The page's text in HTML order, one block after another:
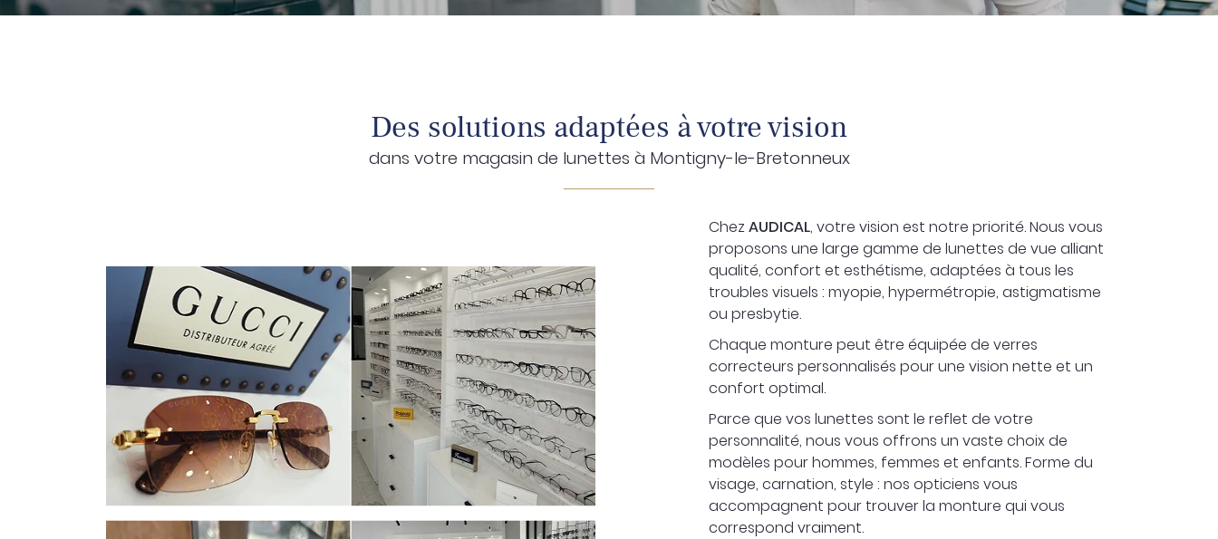
Des solutions adaptées à votre vision
dans votre magasin de lunettes à Montigny-le-Bretonneux
ChezAUDICAL, votre vision est notre priorité. Nous vous
proposons une large gamme de lunettes de vue alliant
qualité, confort et esthétisme, adaptées à tous les
troubles visuels : myopie, hypermétropie, astigmatisme
ou presbytie.
Chaque monture peut être équipée de verres
correcteurs personnalisés pour une vision nette et un
confort optimal.
Parce que vos lunettes sont le reflet de votre
personnalité, nous vous offrons un vaste choix de
modèles pour hommes, femmes et enfants. Forme du
visage, carnation, style : nos opticiens vous
accompagnent pour trouver la monture qui vous
correspond vraiment.